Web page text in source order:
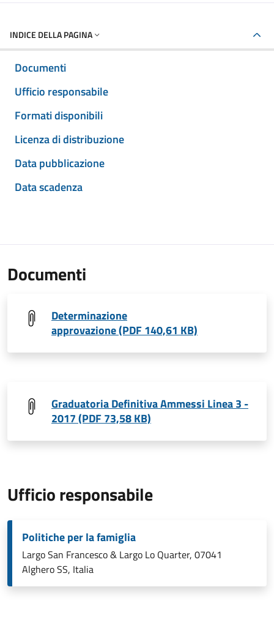
INDICE DELLA PAGINA
Documenti
Ufficio responsabile
Formati disponibili
Licenza di distribuzione
Data pubblicazione
Data scadenza
Documenti
Determinazione
approvazione (PDF 140,61 KB)
Graduatoria Definitiva Ammessi Linea 3 -
2017 (PDF 73,58 KB)
Ufficio responsabile
Politiche per la famiglia
Largo San Francesco & Largo Lo Quarter, 07041
Alghero SS, Italia